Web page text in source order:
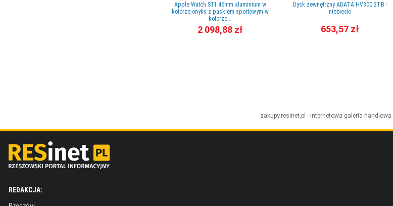
Apple Watch S11 46mm aluminium w
kolorze onyks z paskiem sportowym w
kolorze...
2 098,88 zł
Dysk zewnętrzny ADATA HV300 2TB -
niebieski
653,57 zł
zakupy.resinet.pl - internetowa galeria handlowa
REDAKCJA: